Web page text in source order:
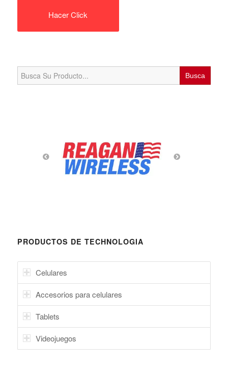
Hacer Click
Search
for:
PRODUCTOS DE TECHNOLOGIA
Celulares
Accesorios para celulares
Tablets
Videojuegos